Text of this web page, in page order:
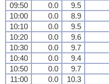
09:50
0.0 9.5
10:00
0.0 8.9
10:10
0.0 9.5
10:20
0.0 9.6
10:30
0.0 9.7
10:40
0.0 9.4
10:50
0.0 9.7
11:00
0.0 10.3